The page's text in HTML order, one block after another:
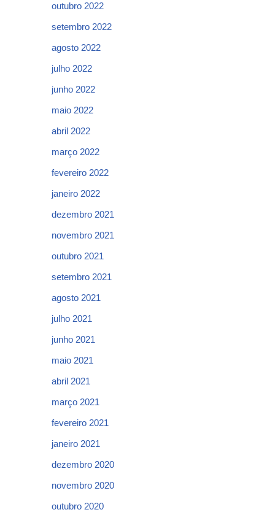
outubro 2022
setembro 2022
agosto 2022
julho 2022
junho 2022
maio 2022
abril 2022
março 2022
fevereiro 2022
janeiro 2022
dezembro 2021
novembro 2021
outubro 2021
setembro 2021
agosto 2021
julho 2021
junho 2021
maio 2021
abril 2021
março 2021
fevereiro 2021
janeiro 2021
dezembro 2020
novembro 2020
outubro 2020